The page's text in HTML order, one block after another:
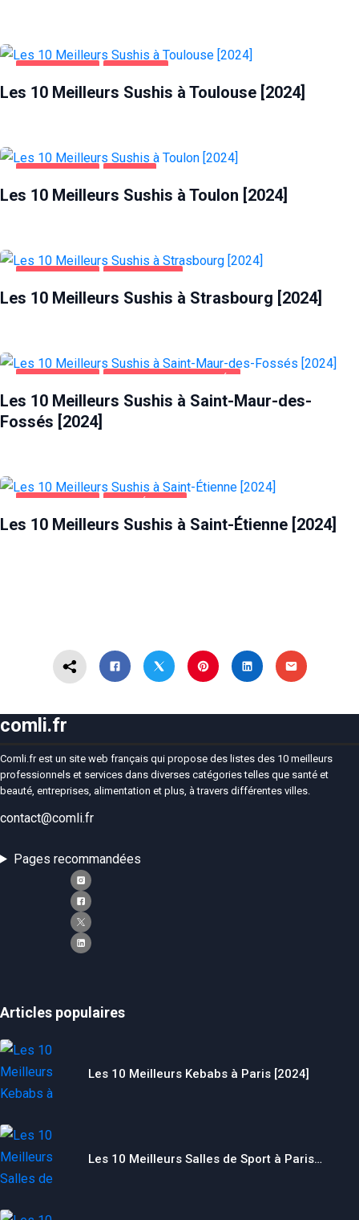
Les 10 Meilleurs Sushis à Toulouse [2024]
Les 10 Meilleurs Sushis à Toulon [2024]
Les 10 Meilleurs Sushis à Strasbourg [2024]
Les 10 Meilleurs Sushis à Saint-Maur-des-
Fossés [2024]
Les 10 Meilleurs Sushis à Saint-Étienne [2024]
comli.fr
Comli.fr est un site web français qui propose des listes des 10 meilleurs
professionnels et services dans diverses catégories telles que santé et
beauté, entreprises, alimentation et plus, à travers différentes villes.
contact@comli.fr
Pages recommandées
Articles populaires
Les 10 Meilleurs Kebabs à Paris [2024]
Les 10 Meilleurs Salles de Sport à Paris…